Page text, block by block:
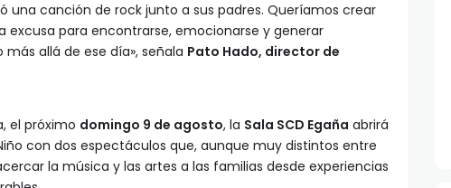
una canción de rock junto a sus padres. Queríamos crear
excusa para encontrarse, emocionarse y generar
allá de ese día», señala Pato Hado, director de
el próximo domingo 9 de agosto, la Sala SCD Egaña abrirá
con dos espectáculos que, aunque muy distintos entre
la música y las artes a las familias desde experiencias